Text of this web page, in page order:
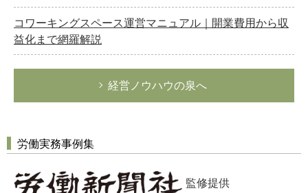
コワーキングスペース運営マニュアル｜開業費用から収
益化まで網羅解説
経営ノウハウの泉へ
労働実務事例集
監修提供